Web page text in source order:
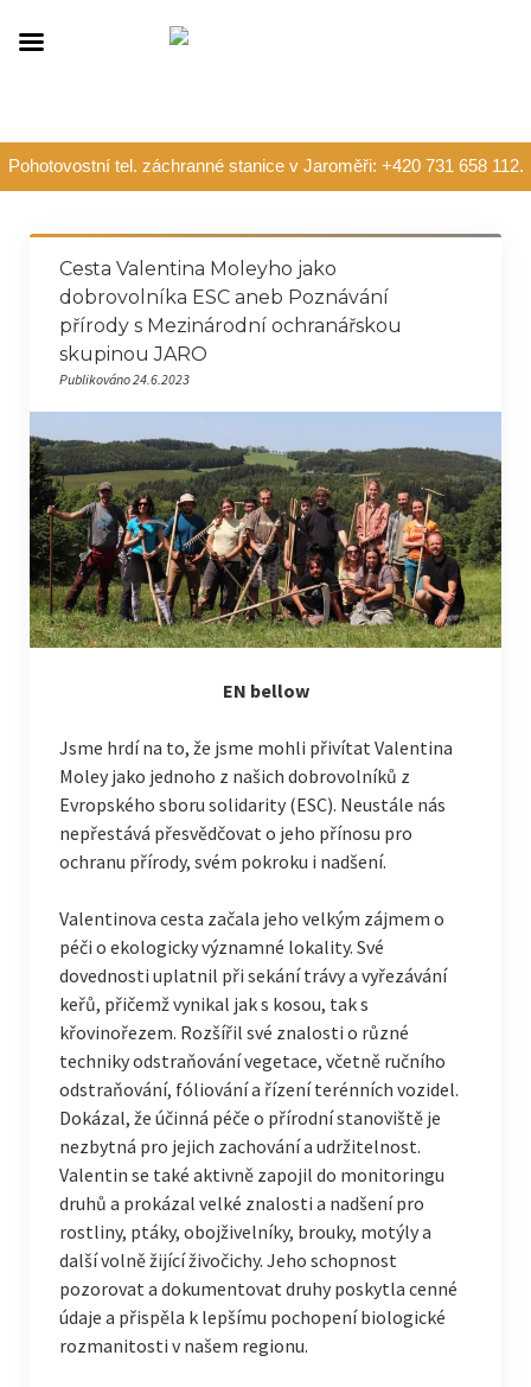
Pohotovostní tel. záchranné stanice v Jaroměři: +420 731 658 112.
Cesta Valentina Moleyho jako
dobrovolníka ESC aneb Poznávání
přírody s Mezinárodní ochranářskou
skupinou JARO
Publikováno 24.6.2023
EN bellow
Jsme hrdí na to, že jsme mohli přivítat Valentina
Moley jako jednoho z našich dobrovolníků z
Evropského sboru solidarity (ESC). Neustále nás
nepřestává přesvědčovat o jeho přínosu pro
ochranu přírody, svém pokroku i nadšení.
Valentinova cesta začala jeho velkým zájmem o
péči o ekologicky významné lokality. Své
dovednosti uplatnil při sekání trávy a vyřezávání
keřů, přičemž vynikal jak s kosou, tak s
křovinořezem. Rozšířil své znalosti o různé
techniky odstraňování vegetace, včetně ručního
odstraňování, fóliování a řízení terénních vozidel.
Dokázal, že účinná péče o přírodní stanoviště je
nezbytná pro jejich zachování a udržitelnost.
Valentin se také aktivně zapojil do monitoringu
druhů a prokázal velké znalosti a nadšení pro
rostliny, ptáky, obojživelníky, brouky, motýly a
další volně žijící živočichy. Jeho schopnost
pozorovat a dokumentovat druhy poskytla cenné
údaje a přispěla k lepšímu pochopení biologické
rozmanitosti v našem regionu.